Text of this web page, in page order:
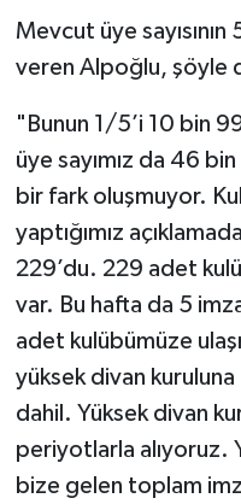
Mevcut üye
veren Alpoğlu, şöyle
"Bunun 1/5’i 10 bin
üye sayımız da 46
bir fark oluşmuyor.
yaptığımız
229’du. 229 adet
var. Bu hafta da 5
adet kulübümüze
yüksek divan
dahil. Yüksek divan
periyotlarla alıyoruz.
bize gelen toplam